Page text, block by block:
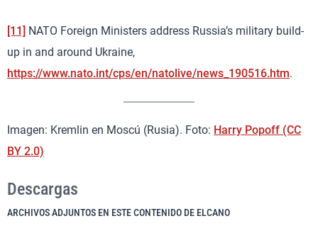
[11] NATO Foreign Ministers address Russia’s military build-
up in and around Ukraine,
https://www.nato.int/cps/en/natolive/news_190516.htm.
Imagen: Kremlin en Moscú (Rusia). Foto: Harry Popoff (CC
BY 2.0)
Descargas
ARCHIVOS ADJUNTOS EN ESTE CONTENIDO DE ELCANO